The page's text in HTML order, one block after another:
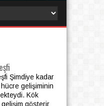
Şimdiye kadar
gelişiminin
Kök
gösterir